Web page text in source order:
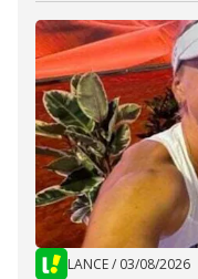
LANCE/ 03/08/2026